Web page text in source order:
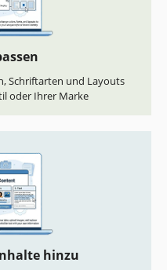
Schriftarten und Layouts
oder Ihrer Marke
hinzu